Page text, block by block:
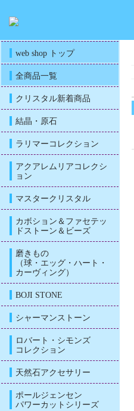
web shop トップ
全商品一覧
クリスタル新着商品
結晶・原石
ラリマーコレクション
アクアレムリアコレクシ
ョン
マスタークリスタル
カボション＆ファセテッ
ドストーン＆ビーズ
磨きもの
（球・エッグ・ハート・
カーヴィング）
BOJI STONE
シャーマンストーン
ロバート・シモンズ
コレクション
天然石アクセサリー
ポールジェンセン
パワーカットシリーズ